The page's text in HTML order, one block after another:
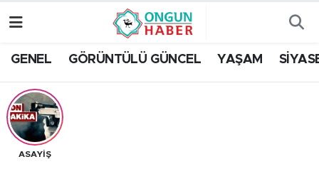
GENEL GÖRÜNTÜLÜ GÜNCEL YAŞAM
ASAYİŞ
Trafik Durumu
Tüm Manşetler
Son Dakika Haberleri